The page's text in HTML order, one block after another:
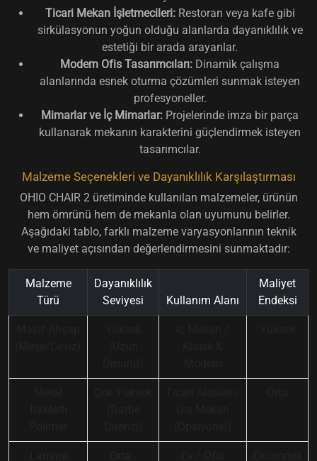
Ticari Mekan İşletmecileri:Restoran veya kafe gibi
sirkülasyonun yoğun olduğu alanlarda dayanıklılık ve
estetiği bir arada arayanlar.
Modern Ofis Tasarımcıları: Dinamik çalışma
alanlarında esnek oturma çözümleri sunmak isteyen
profesyoneller.
Mimarlar ve İç Mimarlar: Projelerinde imza bir parça
kullanarak mekanın karakterini güçlendirmek isteyen
tasarımcılar.
Malzeme Seçenekleri ve Dayanıklılık Karşılaştırması
OHIO CHAIR 2 üretiminde kullanılan malzemeler, ürünün
hem ömrünü hem de mekanla olan uyumunu belirler.
Aşağıdaki tablo, farklı malzeme varyasyonlarının teknik
ve maliyet açısından değerlendirmesini sunmaktadır:
Malzeme
Türü
Dayanıklılık
Seviyesi
Kullanım Alanı
Maliyet
Endeksi